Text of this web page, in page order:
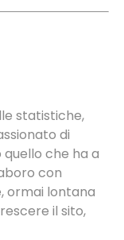
statistiche,
di
che ha a
con
ormai lontana
il sito,